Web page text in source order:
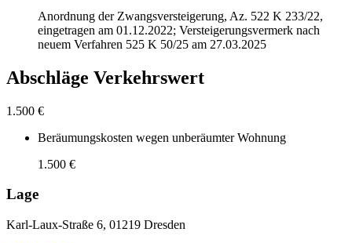
Anordnung der Zwangsversteigerung, Az. 522 K 233/22,
eingetragen am 01.12.2022; Versteigerungsvermerk nach
neuem Verfahren 525 K 50/25 am 27.03.2025
Abschläge Verkehrswert
1.500 €
Beräumungskosten wegen unberäumter Wohnung
1.500 €
Lage
Karl-Laux-Straße 6, 01219 Dresden